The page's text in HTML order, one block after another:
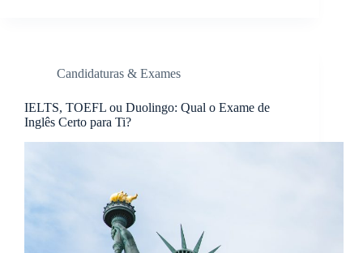
Candidaturas & Exames
IELTS, TOEFL ou Duolingo: Qual o Exame de
Inglês Certo para Ti?